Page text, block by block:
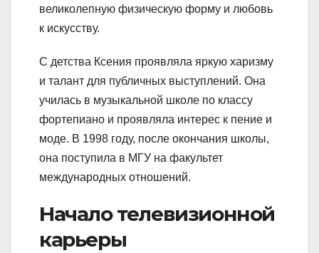
великолепную физическую форму и любовь
к искусству.
С детства Ксения проявляла яркую харизму
и талант для публичных выступлений. Она
училась в музыкальной школе по классу
фортепиано и проявляла интерес к пение и
моде. В 1998 году, после окончания школы,
она поступила в МГУ на факультет
международных отношений.
Начало телевизионной
карьеры